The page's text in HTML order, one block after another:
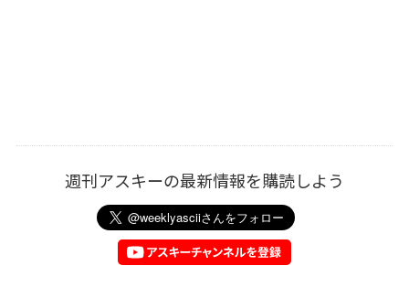
週刊アスキーの最新情報を購読しよう